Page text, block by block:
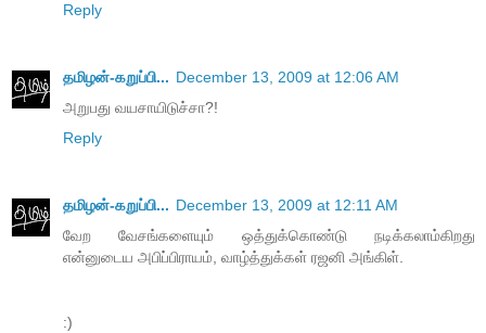
Reply
தமிழன்-கறுப்பி... December 13, 2009 at 12:06 AM
அறுபது வயசாயிடுச்சா?!
Reply
தமிழன்-கறுப்பி... December 13, 2009 at 12:11 AM
வேற வேசங்களையும் ஒத்துக்கொண்டு நடிக்கலாம்கிறது
என்னுடைய அபிப்பிராயம், வாழ்த்துக்கள் ரஜனி அங்கிள்.
:)